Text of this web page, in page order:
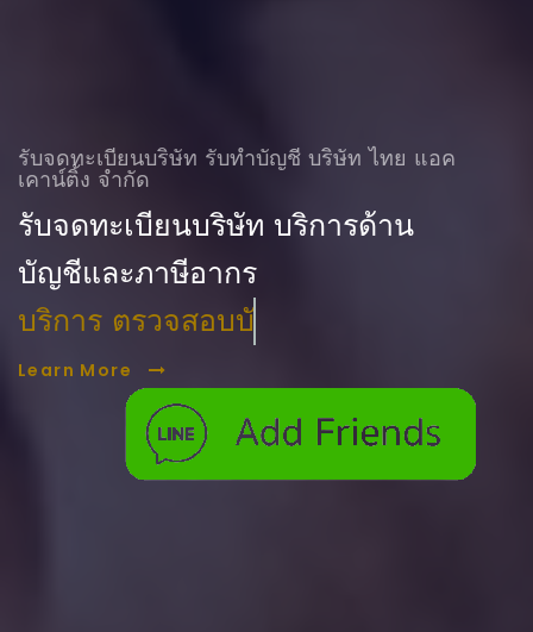
รับจดทะเบียนบริษัท รับทําบัญชี บริษัท ไทย แอค
เคาน์ติ้ง จำกัด
รับจดทะเบียนบริษัท บริการด้าน
บัญชีและภาษีอากร
บริการ ตรวจสอบบัญชี
Learn More